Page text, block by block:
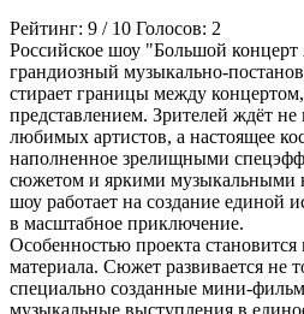
Рейтинг: 9 / 10 Голосов: 2
Российское шоу "Большой
грандиозный музыкально-
стирает границы между
представлением. Зрителей ждёт
любимых артистов, а настоящее
наполненное зрелищными
сюжетом и яркими музыкальными
шоу работает на создание единой
в масштабное приключение.
Особенностью проекта становится
материала. Сюжет развивается не
специально созданные мини-